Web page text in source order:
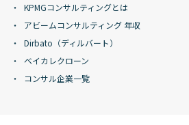
KPMGコンサルティングとは
アビームコンサルティング 年収
Dirbato（ディルバート）
ベイカレクローン
コンサル企業一覧